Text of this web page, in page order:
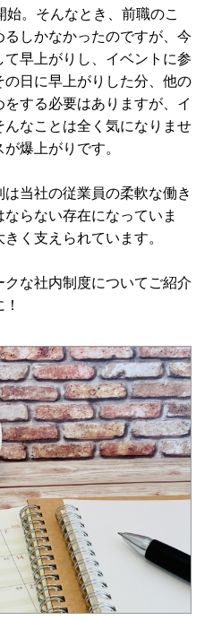
。そんなとき、前職のこ
しかなかったのですが、今
早上がりし、イベントに参
日に早上がりした分、他の
する必要はありますが、イ
なことは全く気になりませ
爆上がりです。
当社の従業員の柔軟な働き
らない存在になっていま
く支えられています。
な社内制度についてご紹介